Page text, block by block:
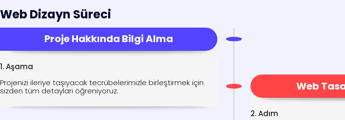
Web Dizayn Süreci
Proje Hakkında Bilgi Alma
1. Aşama
Projenizi ileriye taşıyacak tecrübelerimizle birleştirmek için
sizden tüm detayları öğreniyoruz.
Web
2. Adım